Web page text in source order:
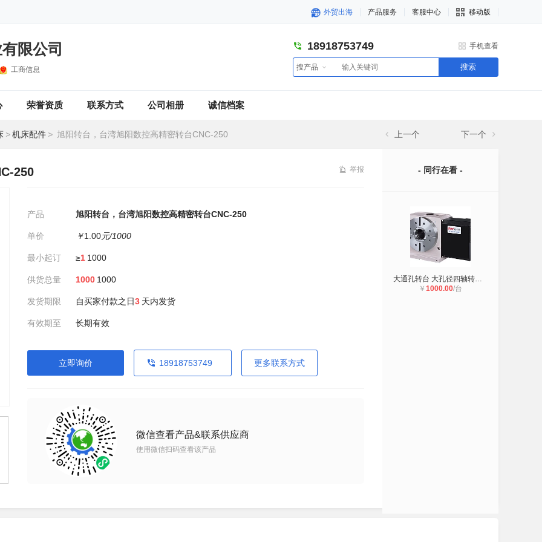
外贸出海 产品服务 客服中心 移动版
限公司
工商信息
18918753749 手机查看
搜产品 搜索
荣誉资质 联系方式 公司相册 诚信档案
>机床配件 > 旭阳转台，台湾旭阳数控高精密转台CNC-250 上一个 下一个
250 举报
产品 旭阳转台，台湾旭阳数控高精密转台CNC-250
单价 ￥1.00元/1000
最小起订 ≥1 1000
供货总量 1000 1000
发货期限 自买家付款之日3 天内发货
有效期至 长期有效
立即询价 18918753749 更多联系方式
微信查看产品&联系供应商
使用微信扫码查看该产品
- 同行在看 -
大通孔转台 大孔径四轴转台 台湾255
￥ 1000.00/台